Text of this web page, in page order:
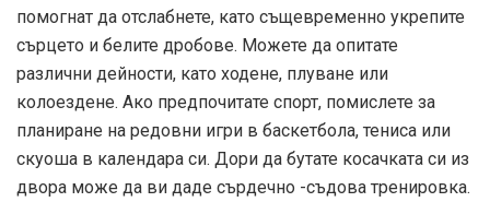
помогнат да отслабнете, като същевременно укрепите
сърцето и белите дробове. Можете да опитате
различни дейности, като ходене, плуване или
колоездене. Ако предпочитате спорт, помислете за
планиране на редовни игри в баскетбола, тениса или
скуоша в календара си. Дори да бутате косачката си из
двора може да ви даде сърдечно -съдова тренировка.